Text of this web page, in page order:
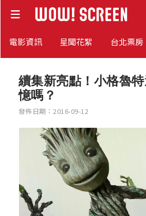
電影資訊 星聞花絮 台北票房
續集新亮點！小格魯
憶嗎？
發佈日期：2016-09-12